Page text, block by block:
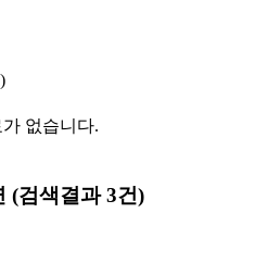
없습니다.
(검색결과 3건)